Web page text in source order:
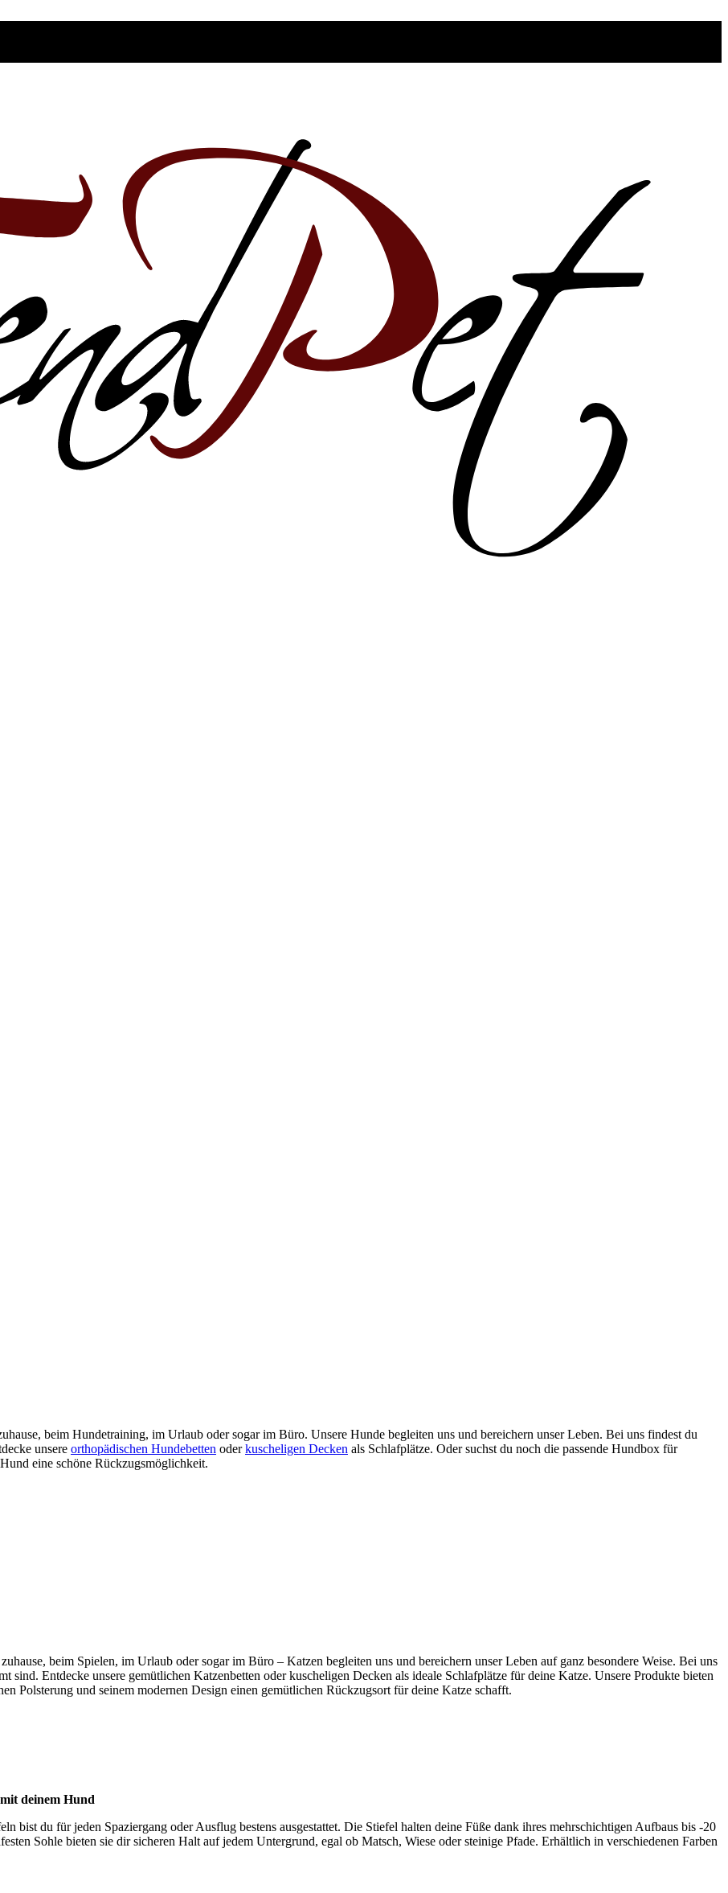
beim Hundetraining, im Urlaub oder sogar im Büro. Unsere Hunde begleiten uns und bereichern unser Leben. Bei uns findest du
unsere orthopädischen Hundebetten oderkuscheligen Decken als Schlafplätze. Oder suchst du noch die passende Hundbox für
eine schöne Rückzugsmöglichkeit.
beim Spielen, im Urlaub oder sogar im Büro – Katzen begleiten uns und bereichern unser Leben auf ganz besondere Weise. Bei uns
sind. Entdecke unsere gemütlichen Katzenbetten oder kuscheligen Decken als ideale Schlafplätze für deine Katze. Unsere Produkte bieten
Polsterung und seinem modernen Design einen gemütlichen Rückzugsort für deine Katze schafft.
deinem Hund
bist du für jeden Spaziergang oder Ausflug bestens ausgestattet. Die Stiefel halten deine Füße dank ihres mehrschichtigen Aufbaus bis -20
Sohle bieten sie dir sicheren Halt auf jedem Untergrund, egal ob Matsch, Wiese oder steinige Pfade. Erhältlich in verschiedenen Farben